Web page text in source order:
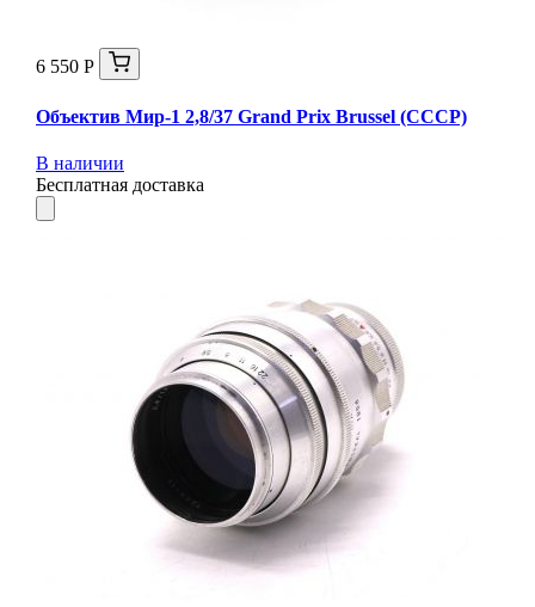
6 550 Р
Объектив Мир-1 2,8/37 Grand Prix Brussel (СССР)
В наличии
Бесплатная доставка